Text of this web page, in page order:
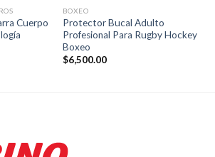
Cuerpo
BOXEO
Protector Bucal Adulto
Profesional Para Rugby Hockey
Boxeo
$6,500.00